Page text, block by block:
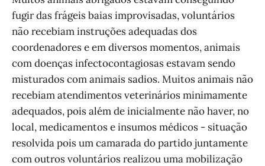
fugir das frágeis baias improvisadas, voluntários
não recebiam instruções adequadas dos
coordenadores e em diversos momentos, animais
com doenças infectocontagiosas estavam sendo
misturados com animais sadios. Muitos animais não
recebiam atendimentos veterinários minimamente
adequados, pois além de inicialmente não haver, no
local, medicamentos e insumos médicos - situação
resolvida pois um camarada do partido juntamente
com outros voluntários realizou uma mobilização